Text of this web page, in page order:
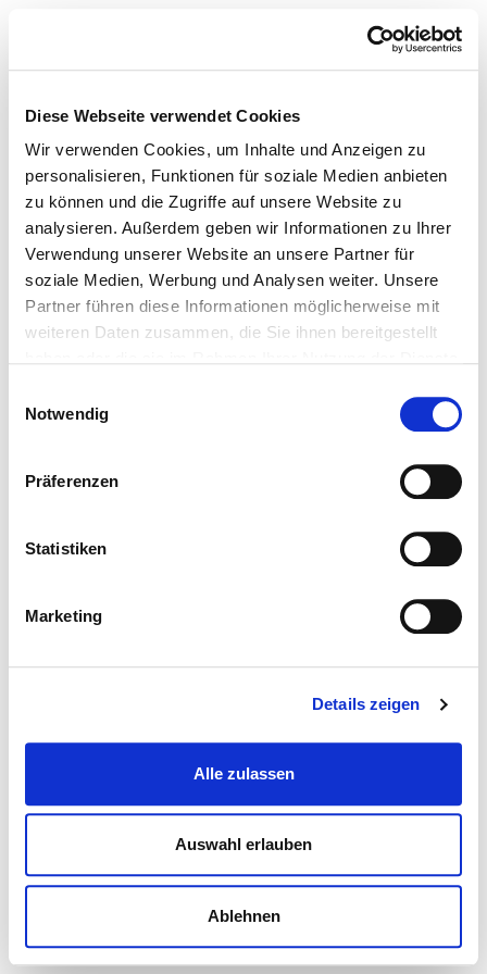
Diese Webseite verwendet Cookies
Wir verwenden Cookies, um Inhalte und Anzeigen zu
personalisieren, Funktionen für soziale Medien anbieten
zu können und die Zugriffe auf unsere Website zu
analysieren. Außerdem geben wir Informationen zu Ihrer
Verwendung unserer Website an unsere Partner für
soziale Medien, Werbung und Analysen weiter. Unsere
Partner führen diese Informationen möglicherweise mit
weiteren Daten zusammen, die Sie ihnen bereitgestellt
Notwendig
Präferenzen
Statistiken
Marketing
Details zeigen
Alle zulassen
Auswahl erlauben
Ablehnen